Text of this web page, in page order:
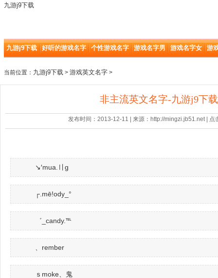
九游j9下载
九游j9下载 好听的游戏名字 个性游戏名字 游戏名字男 游戏名字女 游
当前位置： 九游j9下载 > 游戏英文名字 >
非主流英文名字-九游j9下载
发布时间：2013-12-11 | 来源：http://mingzi.jb51.net | 点
↘′mua.〢g
┌.mē!ody_°
゛_candy.℡
、rember
ｓmoke、鬼